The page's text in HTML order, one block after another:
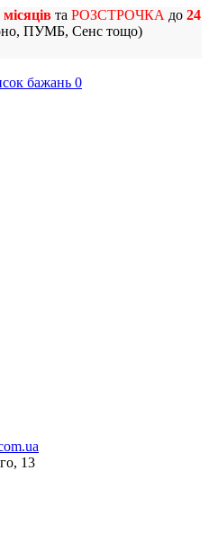
місяців та РОЗСТРОЧКА до 24
ПУМБ, Сенс тощо)
0
13